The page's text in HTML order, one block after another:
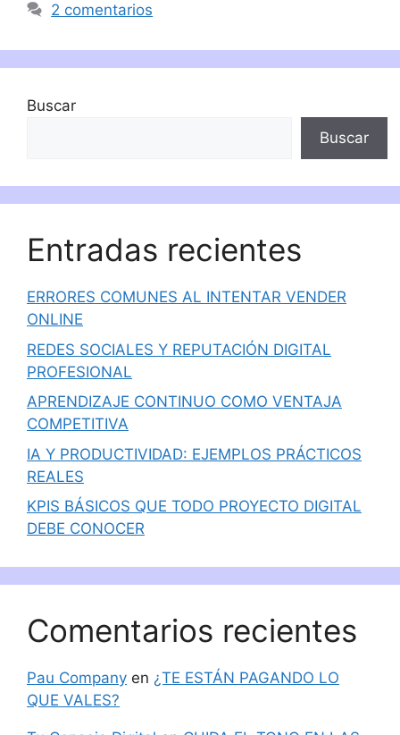
2 comentarios
Buscar
Buscar
Entradas recientes
ERRORES COMUNES AL INTENTAR VENDER
ONLINE
REDES SOCIALES Y REPUTACIÓN DIGITAL
PROFESIONAL
APRENDIZAJE CONTINUO COMO VENTAJA
COMPETITIVA
IA Y PRODUCTIVIDAD: EJEMPLOS PRÁCTICOS
REALES
KPIS BÁSICOS QUE TODO PROYECTO DIGITAL
DEBE CONOCER
Comentarios recientes
Pau Company en ¿TE ESTÁN PAGANDO LO
QUE VALES?